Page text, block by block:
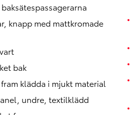
knapp med mattkromade
bak
klädda i mjukt material
undre, textilklädd